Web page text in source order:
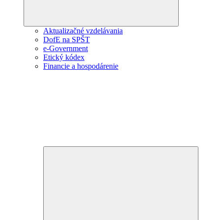
Aktualizačné vzdelávania
DofE na SPŠT
e-Government
Etický kódex
Financie a hospodárenie